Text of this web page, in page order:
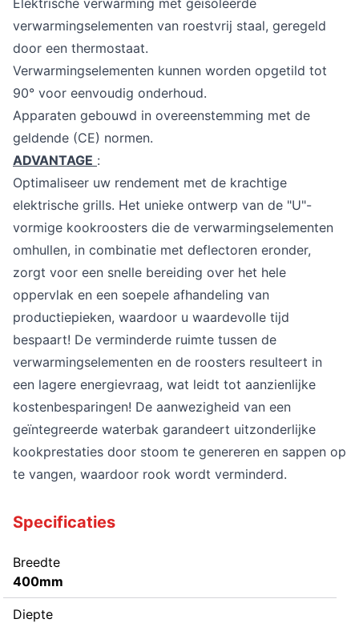
verwarmingselementen van roestvrij staal, geregeld
door een thermostaat.
Verwarmingselementen kunnen worden opgetild tot
90° voor eenvoudig onderhoud.
Apparaten gebouwd in overeenstemming met de
geldende (CE) normen.
ADVANTAGE :
Optimaliseer uw rendement met de krachtige
elektrische grills. Het unieke ontwerp van de "U"-
vormige kookroosters die de verwarmingselementen
omhullen, in combinatie met deflectoren eronder,
zorgt voor een snelle bereiding over het hele
oppervlak en een soepele afhandeling van
productiepieken, waardoor u waardevolle tijd
bespaart! De verminderde ruimte tussen de
verwarmingselementen en de roosters resulteert in
een lagere energievraag, wat leidt tot aanzienlijke
kostenbesparingen! De aanwezigheid van een
geïntegreerde waterbak garandeert uitzonderlijke
kookprestaties door stoom te genereren en sappen op
te vangen, waardoor rook wordt verminderd.
Specificaties
Breedte
400mm
Diepte